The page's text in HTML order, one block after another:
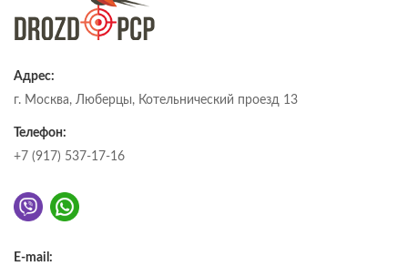
Адрес:
г. Москва, Люберцы, Котельнический проезд 13
Телефон:
+7 (917) 537-17-16
E-mail: